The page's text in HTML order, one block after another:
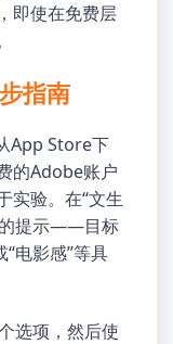
即使在免费层
指南
App Store下
的Adobe账户
实验。在“文生
的提示——目标
电影感”等具
选项，然后使